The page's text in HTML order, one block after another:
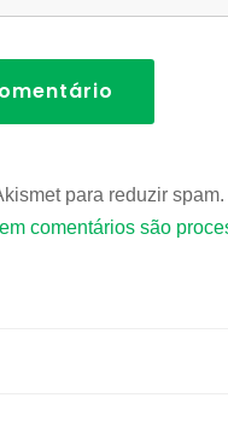
para reduzir spam.
comentários são